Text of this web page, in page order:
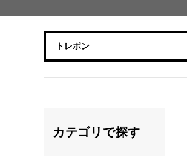
カテゴリで探す